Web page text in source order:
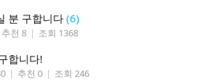
분 구합니다 (6)
추천 8 | 조회 1368
합니다!
| 추천 0 | 조회 246